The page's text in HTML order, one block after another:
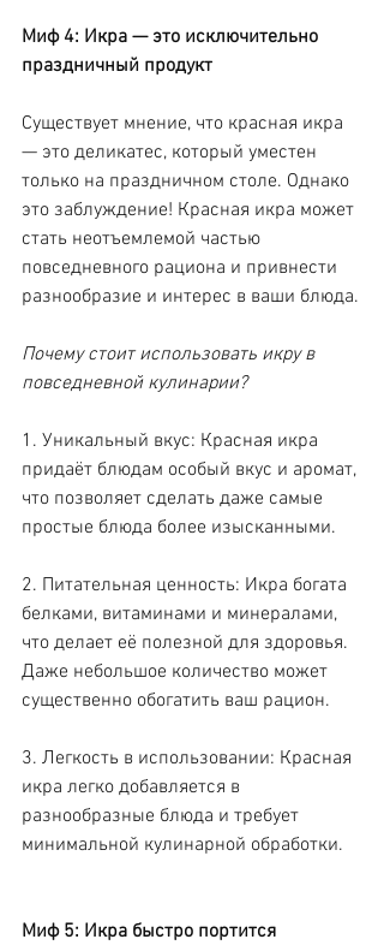
Миф 4: Икра — это исключительно
праздничный продукт
Существует мнение, что красная икра
— это деликатес, который уместен
только на праздничном столе. Однако
это заблуждение! Красная икра может
стать неотъемлемой частью
повседневного рациона и привнести
разнообразие и интерес в ваши блюда.
Почему стоит использовать икру в
повседневной кулинарии?
1. Уникальный вкус: Красная икра
придаёт блюдам особый вкус и аромат,
что позволяет сделать даже самые
простые блюда более изысканными.
2. Питательная ценность: Икра богата
белками, витаминами и минералами,
что делает её полезной для здоровья.
Даже небольшое количество может
существенно обогатить ваш рацион.
3. Легкость в использовании: Красная
икра легко добавляется в
разнообразные блюда и требует
минимальной кулинарной обработки.
Миф 5: Икра быстро портится